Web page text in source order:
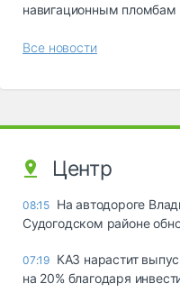
навигационным пломбам
Все новости
Центр
08:15 На автодороге
Судогодском районе
07:19 КАЗ нарастит
на 20% благодаря